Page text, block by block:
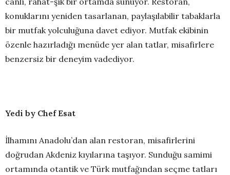
konuklarını yeniden tasarlanan, paylaşılabilir tabaklarla
bir mutfak yolculuğuna davet ediyor. Mutfak ekibinin
özenle hazırladığı menüde yer alan tatlar, misafirlere
benzersiz bir deneyim vadediyor.
Yedi by Chef Esat
İlhamını Anadolu’dan alan restoran, misafirlerini
doğrudan Akdeniz kıyılarına taşıyor. Sunduğu samimi
ortamında otantik ve Türk mutfağından seçme tatları